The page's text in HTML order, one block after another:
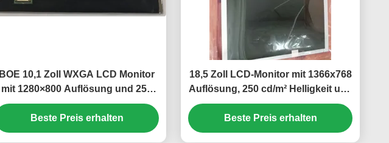
BOE 10,1 Zoll WXGA LCD Monitor
mit 1280×800 Auflösung und 250
cd/m2 Helligkeit
Beste Preis erhalten
18,5 Zoll LCD-Monitor mit 1366x768
Auflösung, 250 cd/m² Helligkeit und
30.000 Stunden WLED-
Hintergrundbeleuchtung für
Desktops
Beste Preis erhalten